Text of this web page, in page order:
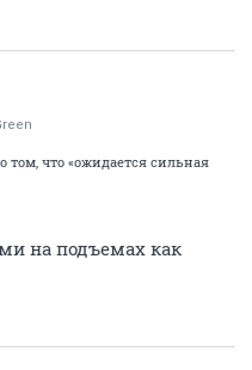
том, что «ожидается сильная
на подъемах как